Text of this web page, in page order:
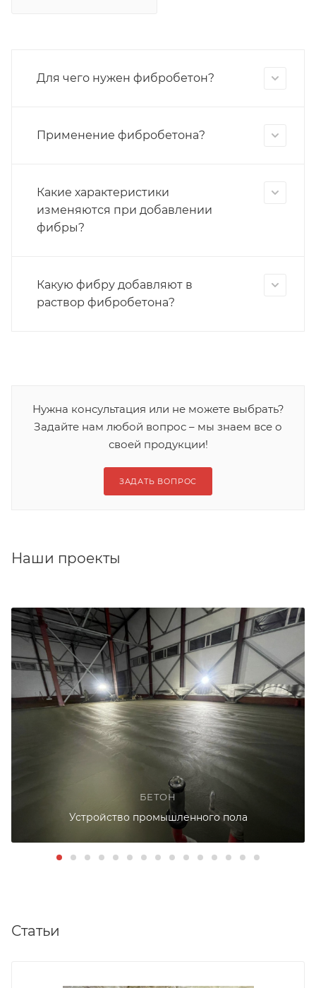
Для чего нужен фибробетон?
Применение фибробетона?
Какие характеристики
изменяются при добавлении
фибры?
Какую фибру добавляют в
раствор фибробетона?
Нужна консультация или не можете выбрать?
Задайте нам любой вопрос – мы знаем все о
своей продукции!
ЗАДАТЬ ВОПРОС
Наши проекты
БЕТОН
Устройство промышленного пола
Статьи